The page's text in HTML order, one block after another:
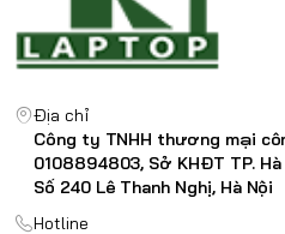
Địa chỉ
Công ty TNHH thương mại
0108894803, Sở KHĐT TP. Hà
Số 240 Lê Thanh Nghị, Hà Nội
Hotline